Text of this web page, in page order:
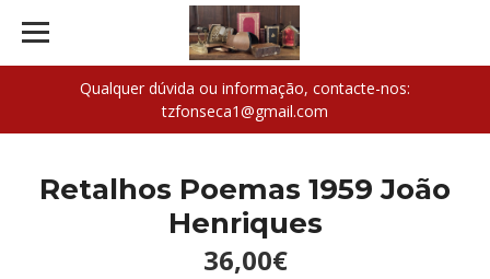
Qualquer dúvida ou informação, contacte-nos:
tzfonseca1@gmail.com
Retalhos Poemas 1959 João
Henriques
36,00€